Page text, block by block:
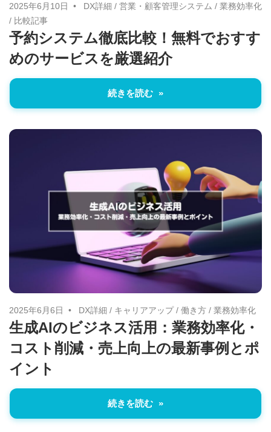
2025年6月10日 DX詳細 / 営業・顧客管理システム / 業務効率化
/ 比較記事
予約システム徹底比較！無料でおすす
めのサービスを厳選紹介
続きを読む
2025年6月6日 DX詳細 / キャリアアップ/ 働き方/ 業務効率化
生成AIのビジネス活用：業務効率化・
コスト削減・売上向上の最新事例とポ
イント
続きを読む